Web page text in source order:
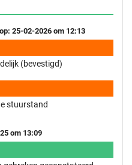
25-02-2026 om 12:13
(bevestigd)
stuurstand
om 13:09